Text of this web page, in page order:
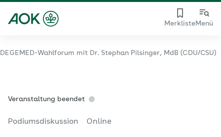
MerklisteMenü
DEGEMED-Wahlforum mit Dr. Stephan Pilsinger, MdB (CDU/CSU)
Veranstaltung beendet
Podiumsdiskussion Online